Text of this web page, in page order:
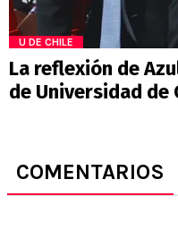
U DE CHILE
La reflexión de
de Universidad de
COMENTARIOS